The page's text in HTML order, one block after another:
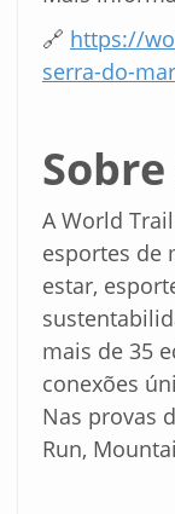
🔗 https://
serra-do-
Sobre
A World
esportes de
estar,
mais de 35
conexões
Nas provas
Run,